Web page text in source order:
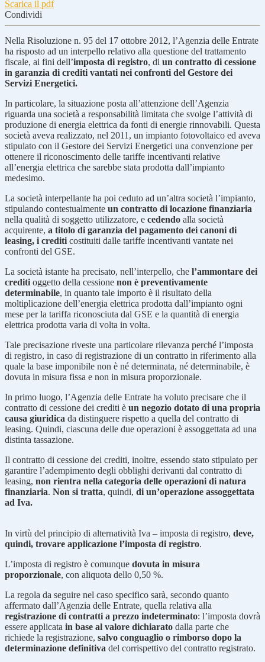
Scarica il pdf
Condividi
Nella Risoluzione n. 95 del 17 ottobre 2012, l’Agenzia delle Entrate
ha risposto ad un interpello relativo alla questione del trattamento
fiscale, ai fini dell’imposta di registro, di un contratto di cessione
in garanzia di crediti vantati nei confronti del Gestore dei
Servizi Energetici.
In particolare, la situazione posta all’attenzione dell’Agenzia
riguarda una società a responsabilità limitata che svolge l’attività di
produzione di energia elettrica da fonti di energie rinnovabili. Questa
società aveva realizzato, nel 2011, un impianto fotovoltaico ed aveva
stipulato con il Gestore dei Servizi Energetici una convenzione per
ottenere il riconoscimento delle tariffe incentivanti relative
all’energia elettrica che sarebbe stata prodotta dall’impianto
medesimo.
La società interpellante ha poi ceduto ad un’altra società l’impianto,
stipulando contestualmente un contratto di locazione finanziaria
nella qualità di soggetto utilizzatore, e cedendo alla società
acquirente, a titolo di garanzia del pagamento dei canoni di
leasing, i crediti costituiti dalle tariffe incentivanti vantate nei
confronti del GSE.
La società istante ha precisato, nell’interpello, che l’ammontare dei
crediti oggetto della cessione non è preventivamente
determinabile, in quanto tale importo è il risultato della
moltiplicazione dell’energia elettrica prodotta dall’impianto ogni
mese per la tariffa riconosciuta dal GSE e la quantità di energia
elettrica prodotta varia di volta in volta.
Tale precisazione riveste una particolare rilevanza perché l’imposta
di registro, in caso di registrazione di un contratto in riferimento alla
quale la base imponibile non è né determinata, né determinabile, è
dovuta in misura fissa e non in misura proporzionale.
In primo luogo, l’Agenzia delle Entrate ha voluto precisare che il
contratto di cessione dei crediti è un negozio dotato di una propria
causa giuridica da distinguere rispetto a quella del contratto di
leasing. Quindi, ciascuna delle due operazioni è assoggettata ad una
distinta tassazione.
Il contratto di cessione dei crediti, inoltre, essendo stato stipulato per
garantire l’adempimento degli obblighi derivanti dal contratto di
leasing, non rientra nella categoria delle operazioni di natura
finanziaria. Non si tratta, quindi, di un’operazione assoggettata
ad Iva.
In virtù del principio di alternatività Iva – imposta di registro, deve,
quindi, trovare applicazione l’imposta di registro.
L’imposta di registro è comunque dovuta in misura
proporzionale, con aliquota dello 0,50 %.
La regola da seguire nel caso specifico sarà, secondo quanto
affermato dall’Agenzia delle Entrate, quella relativa alla
registrazione di contratti a prezzo indeterminato: l’imposta dovrà
essere applicata in base al valore dichiarato dalla parte che
richiede la registrazione, salvo conguaglio o rimborso dopo la
determinazione definitiva del corrispettivo del contratto registrato.